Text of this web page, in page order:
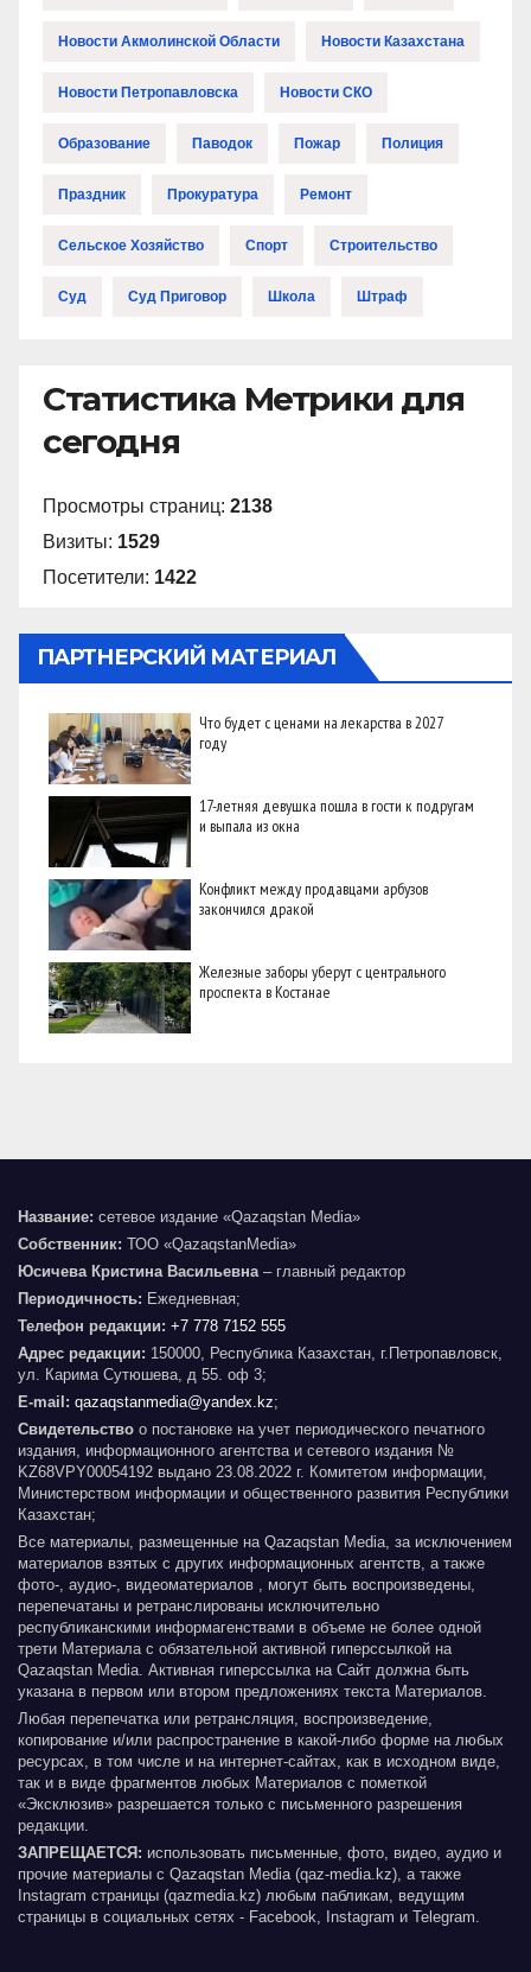
Новости Акмолинской Области Новости Казахстана
Новости Петропавловска Новости СКО
Образование Паводок Пожар Полиция
Праздник Прокуратура Ремонт
Сельское Хозяйство Спорт Строительство
Суд Суд Приговор Школа Штраф
Статистика Метрики для
сегодня
Просмотры страниц: 2138
Визиты: 1529
Посетители: 1422
ПАРТНЕРСКИЙ МАТЕРИАЛ
Что будет с ценами на лекарства в 2027
году
17-летняя девушка пошла в гости к подругам
и выпала из окна
Конфликт между продавцами арбузов
закончился дракой
Железные заборы уберут с центрального
проспекта в Костанае
Название: сетевое издание «Qazaqstan Media»
Собственник: ТОО «QazaqstanMedia»
Юсичева Кристина Васильевна – главный редактор
Периодичность: Ежедневная;
Телефон редакции: +7 778 7152 555
Адрес редакции: 150000, Республика Казахстан, г.Петропавловск,
ул. Карима Сутюшева, д 55. оф 3;
E-mail: qazaqstanmedia@yandex.kz;
Свидетельство о постановке на учет периодического печатного
издания, информационного агентства и сетевого издания №
KZ68VPY00054192 выдано 23.08.2022 г. Комитетом информации,
Министерством информации и общественного развития Республики
Казахстан;
Все материалы, размещенные на Qazaqstan Media, за исключением
материалов взятых с других информационных агентств, а также
фото-, аудио-, видеоматериалов , могут быть воспроизведены,
перепечатаны и ретранслированы исключительно
республиканскими информагенствами в объеме не более одной
трети Материала с обязательной активной гиперссылкой на
Qazaqstan Media. Активная гиперссылка на Сайт должна быть
указана в первом или втором предложениях текста Материалов.
Любая перепечатка или ретрансляция, воспроизведение,
копирование и/или распространение в какой-либо форме на любых
ресурсах, в том числе и на интернет-сайтах, как в исходном виде,
так и в виде фрагментов любых Материалов с пометкой
«Эксклюзив» разрешается только с письменного разрешения
редакции.
ЗАПРЕЩАЕТСЯ: использовать письменные, фото, видео, аудио и
прочие материалы с Qazaqstan Media (qaz-media.kz), а также
Instagram страницы (qazmedia.kz) любым пабликам, ведущим
страницы в социальных сетях - Facebook, Instagram и Telegram.